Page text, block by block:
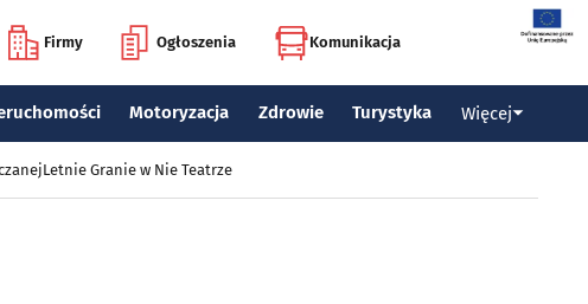
Firmy Ogłoszenia Komunikacja
Motoryzacja Zdrowie Turystyka Więcej
Letnie Granie w Nie Teatrze